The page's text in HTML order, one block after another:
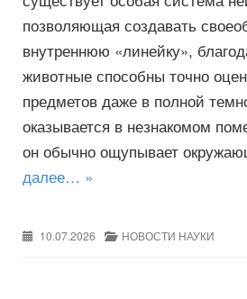
позволяющая создавать
внутреннюю «линейку»,
животные способны точно
предметов даже в полной
оказывается в незнакомом
он обычно ощупывает
далее… »
10.07.2026 НОВОСТИ НАУКИ